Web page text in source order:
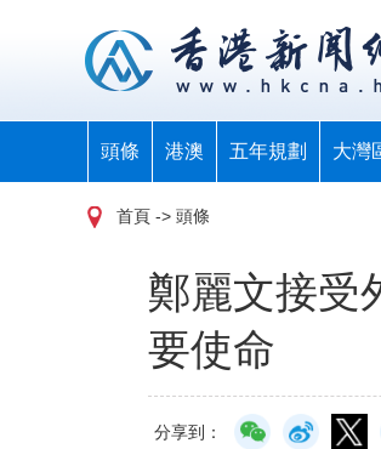
頭條 港澳 五年規劃 大灣
首頁 -> 頭條
鄭麗文接受
要使命
分享到：